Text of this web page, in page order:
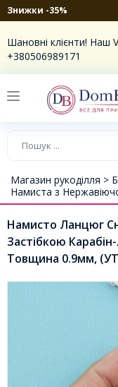
Знижки -35%
Шановні клієнти! Наш
+380506989171
Магазин рукоділля >
Намиста з
Намисто Ланцюг
Застібкою
Товщина 0.9мм,